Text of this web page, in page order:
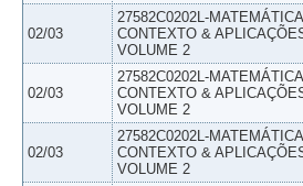
02/03
27582C0202L-
CONTEXTO &
VOLUME 2
02/03
27582C0202L-
CONTEXTO &
VOLUME 2
02/03
27582C0202L-
CONTEXTO &
VOLUME 2